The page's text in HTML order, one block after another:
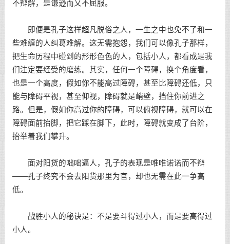
不辩解，是谦逊而又不屈服。
即便是孔子这样超凡脱俗之人，一生之中也免不了和一
些难缠的人纠葛难解。这无需抱怨，我们可以像孔子那样，
把生命历程中碰到的形形色色的人，包括小人，都看成是我
们注定要经受的磨练。其实，任何一个障碍，换个角度看，
也是一个高度，假如你不能高过障碍，甚至比障碍还低，只
能与障碍平视，甚至仰视，障碍就是峭壁，挡住你前进之
路。但是，假如你高过你的障碍，可以俯视障碍，就可以在
障碍面前抬脚，把它踩在脚下，此时，障碍就变成了台阶，
抬举着我们攀升。
面对阳货的咄咄逼人，孔子的表现是唯唯诺诺而不辩
——孔子终究不会去阳货那里为官，却也无需在此一争高
低。
战胜小人的秘诀是：不是要斗得过小人，而是要高得过
小人。